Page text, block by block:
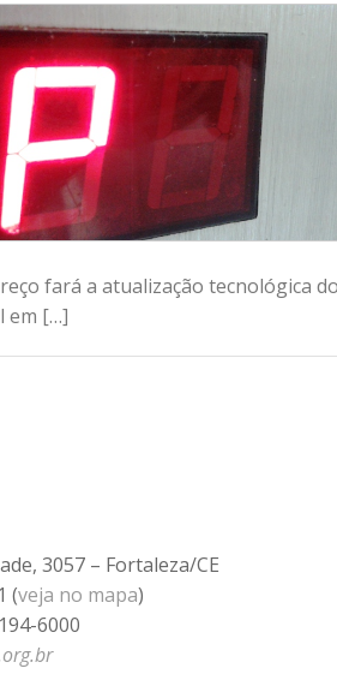
fará a atualização tecnológica
em […]
3057 – Fortaleza/CE
(veja no mapa)
6000